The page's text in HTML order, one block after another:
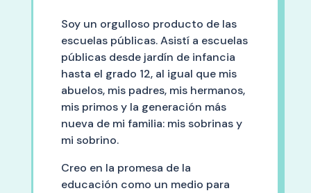
Soy un orgulloso producto de las
escuelas públicas. Asistí a escuelas
públicas desde jardín de infancia
hasta el grado 12, al igual que mis
abuelos, mis padres, mis hermanos,
mis primos y la generación más
nueva de mi familia: mis sobrinas y
mi sobrino.
Creo en la promesa de la
educación como un medio para